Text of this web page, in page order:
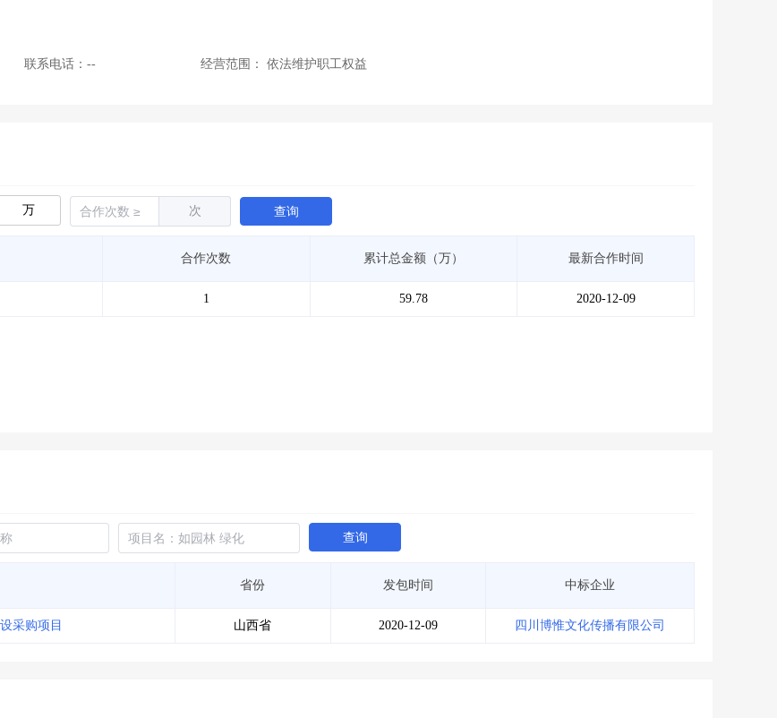
联系电话：-- 经营范围：依法维护职工权益
万 次 查询
合作次数 累计总金额（万） 最新合作时间
1 59.78 2020-12-09
查询
省份 发包时间 中标企业
采购项目 山西省 2020-12-09 四川博惟文化传播有限公司